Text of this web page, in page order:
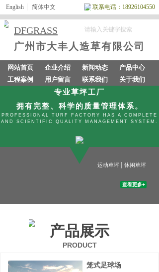
联系电话： 18926104550
English 简体中文
DFGRASS
广州市大丰人造草有限公司
网站首页 企业介绍 新闻动态
产品中心
工程案例
用户留言 联系我们 关于我们
专业草坪工厂
拥有完整、科学的质量管理体系。
PROFESSIONAL TURF FACTORY HAS A COMPLETE
AND SCIENTIFIC QUALITY MANAGEMENT SYSTEM.
休闲草坪
运动草坪
查看更多+
产品展示
PRODUCT
笼式足球场